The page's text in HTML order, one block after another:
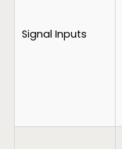
Signal Inputs